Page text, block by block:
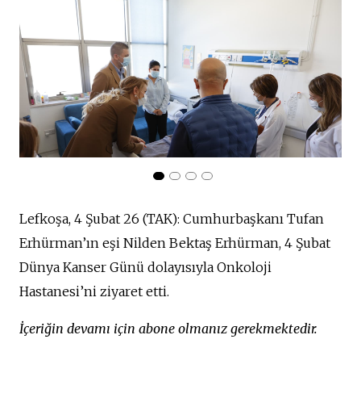
Lefkoşa, 4 Şubat 26 (TAK): Cumhurbaşkanı Tufan
Erhürman’ın eşi Nilden Bektaş Erhürman, 4 Şubat
Dünya Kanser Günü dolayısıyla Onkoloji
Hastanesi’ni ziyaret etti.
İçeriğin devamı için abone olmanız gerekmektedir.